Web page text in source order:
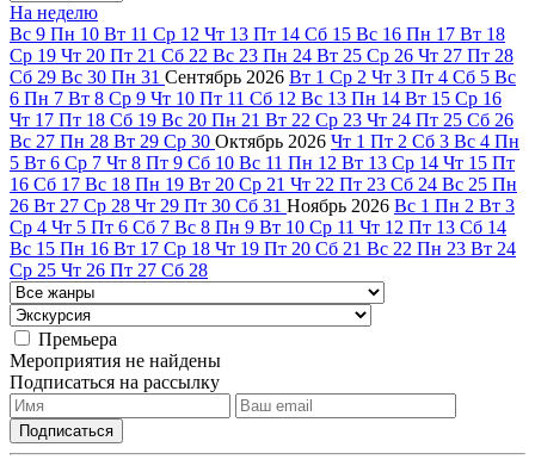
На неделю
Вс 9 Пн 10 Вт 11 Ср 12 Чт 13 Пт 14 Сб 15 Вс 16 Пн 17 Вт 18
Ср 19 Чт 20 Пт 21 Сб 22 Вс 23 Пн 24 Вт 25 Ср 26 Чт 27 Пт 28
Сб 29 Вс 30 Пн 31 Сентябрь 2026 Вт 1 Ср 2 Чт 3 Пт 4 Сб 5 Вс
6 Пн 7 Вт 8 Ср 9 Чт 10 Пт 11 Сб 12 Вс 13 Пн 14 Вт 15 Ср 16
Чт 17 Пт 18 Сб 19 Вс 20 Пн 21 Вт 22 Ср 23 Чт 24 Пт 25 Сб 26
Вс 27 Пн 28 Вт 29 Ср 30 Октябрь 2026 Чт 1 Пт 2 Сб 3 Вс 4 Пн
5 Вт 6 Ср 7 Чт 8 Пт 9 Сб 10 Вс 11 Пн 12 Вт 13 Ср 14 Чт 15 Пт
16 Сб 17 Вс 18 Пн 19 Вт 20 Ср 21 Чт 22 Пт 23 Сб 24 Вс 25 Пн
26 Вт 27 Ср 28 Чт 29 Пт 30 Сб 31 Ноябрь 2026 Вс 1 Пн 2 Вт 3
Ср 4 Чт 5 Пт 6 Сб 7 Вс 8 Пн 9 Вт 10 Ср 11 Чт 12 Пт 13 Сб 14
Вс 15 Пн 16 Вт 17 Ср 18 Чт 19 Пт 20 Сб 21 Вс 22 Пн 23 Вт 24
Ср 25 Чт 26 Пт 27 Сб 28
Премьера
Мероприятия не найдены
Подписаться на рассылку